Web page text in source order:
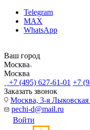
Telegram
MAX
WhatsApp
Ваш город
Москва
Москва
+7 (495) 627-61-01 +7
Заказать звонок
Москва, 3-я
pechi-d@mail.ru
Войти